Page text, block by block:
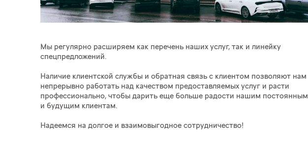
Мы регулярно расширяем как перечень наших услуг, так и линейку
спецпредложений.
Наличие клиентской службы и обратная связь с клиентом позволяют нам
непрерывно работать над качеством предоставляемых услуг и расти
профессионально, чтобы дарить еще больше радости нашим постоянным
и будущим клиентам.
Надеемся на долгое и взаимовыгодное сотрудничество!